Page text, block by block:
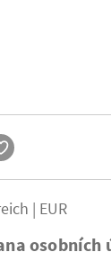
osobních
| EUR